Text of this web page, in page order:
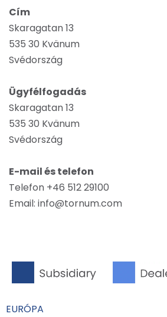
Cím
Skaragatan 13
535 30 Kvänum
Svédország
Ügyfélfogadás
Skaragatan 13
535 30 Kvänum
Svédország
E-mail és telefon
Telefon +46 512 29100
Email: info@tornum.com
EURÓPA